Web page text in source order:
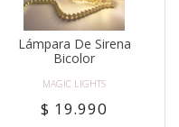
Lámpara De Sirena
Bicolor
MAGIC LIGHTS
$ 19.990